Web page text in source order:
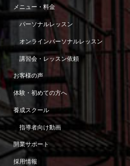
メニュー・料金
パーソナルレッスン
オンラインパーソナルレッスン
講習会・レッスン依頼
お客様の声
体験・初めての方へ
養成スクール
指導者向け動画
開業サポート
採用情報